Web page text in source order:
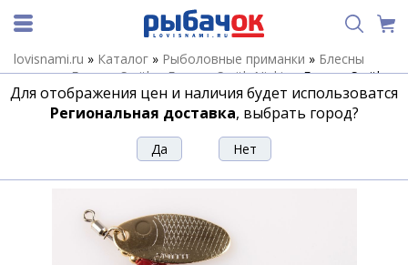
lovisnami.ru » Каталог » Рыболовные приманки » Блесны
летние»Блесны Smith»Блесны Smith Niakis»Блесна Smith
Niakis 9г n10
Блесна Smith Niakis 9г n10
Для отображения цен и наличия будет использоватся
Региональная доставка, выбрать город?